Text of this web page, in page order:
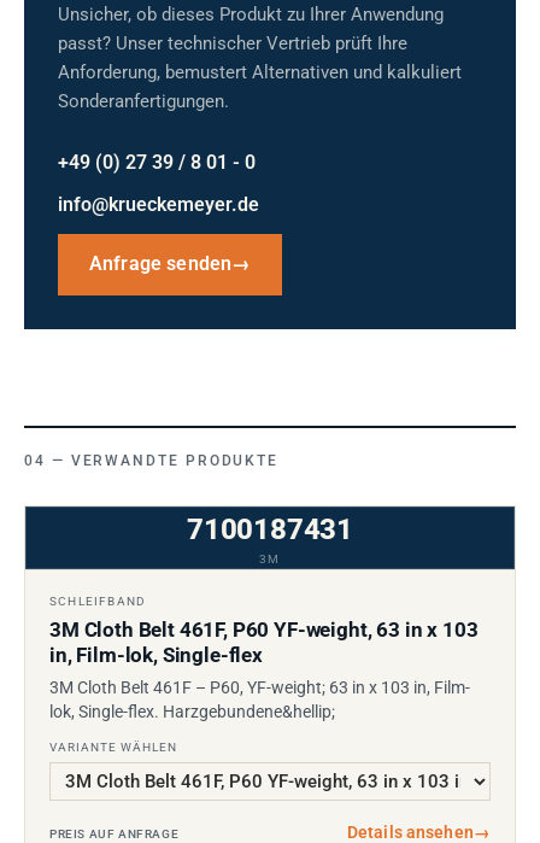
Unsicher, ob dieses Produkt zu Ihrer Anwendung
passt? Unser technischer Vertrieb prüft Ihre
Anforderung, bemustert Alternativen und kalkuliert
Sonderanfertigungen.
+49 (0) 27 39 / 8 01 - 0
info@krueckemeyer.de
Anfrage senden→
VERWANDTE PRODUKTE
7100187431
3M
SCHLEIFBAND
3M Cloth Belt 461F, P60 YF-weight, 63 in x 103
in, Film-lok, Single-flex
3M Cloth Belt 461F – P60, YF-weight; 63 in x 103 in, Film-
lok, Single-flex. Harzgebundene&hellip;
VARIANTE WÄHLEN
PREIS AUF ANFRAGE Details ansehen→